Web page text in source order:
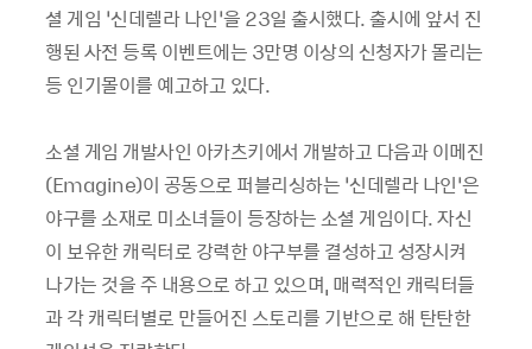
셜 게임 ‘신데렐라 나인’을 23일 출시했다. 출시에 앞서 진
행된 사전 등록 이벤트에는 3만명 이상의 신청자가 몰리는
등 인기몰이를 예고하고 있다.
소셜 게임 개발사인 아카츠키에서 개발하고 다음과 이메진
(Emagine)이 공동으로 퍼블리싱하는 ‘신데렐라 나인’은
야구를 소재로 미소녀들이 등장하는 소셜 게임이다. 자신
이 보유한 캐릭터로 강력한 야구부를 결성하고 성장시켜
나가는 것을 주 내용으로 하고 있으며, 매력적인 캐릭터들
과 각 캐릭터별로 만들어진 스토리를 기반으로 해 탄탄한